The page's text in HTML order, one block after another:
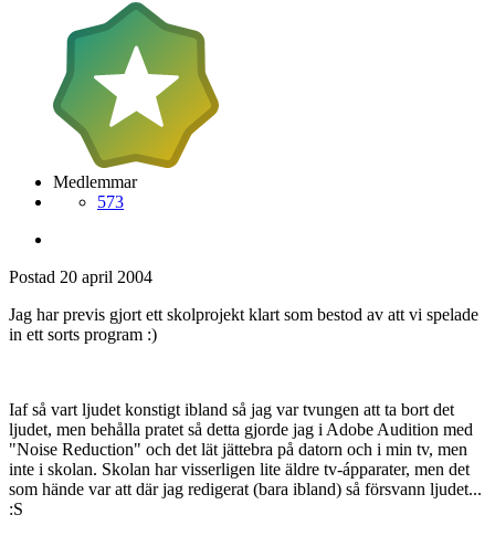
Medlemmar
573
Postad 20 april 2004
Jag har previs gjort ett skolprojekt klart som bestod av att vi spelade
in ett sorts program :)
Iaf så vart ljudet konstigt ibland så jag var tvungen att ta bort det
ljudet, men behålla pratet så detta gjorde jag i Adobe Audition med
"Noise Reduction" och det lät jättebra på datorn och i min tv, men
inte i skolan. Skolan har visserligen lite äldre tv-ápparater, men det
som hände var att där jag redigerat (bara ibland) så försvann ljudet...
:S